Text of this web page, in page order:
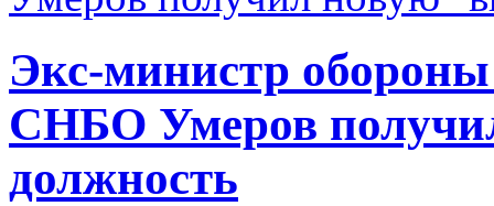
Экс-министр
СНБО Умеров
должность